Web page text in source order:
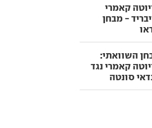
קאמרי
- מבחן
השוואתי:
קאמרי נגד
סונטה